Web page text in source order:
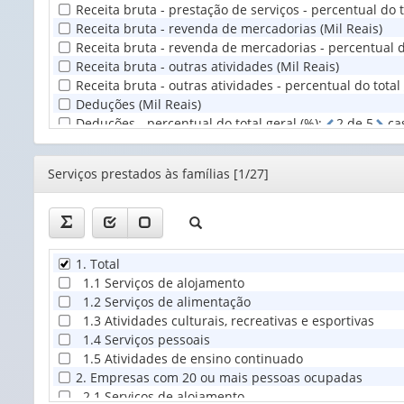
Territorial
(1)
Receita bruta - prestação de serviços - percentual do
Receita bruta - revenda de mercadorias (Mil Reais)
Receita bruta - revenda de mercadorias - percentual
Receita bruta - outras atividades (Mil Reais)
Receita bruta - outras atividades - percentual do total
Deduções (Mil Reais)
Deduções - percentual do total geral (%): 2 de 5
Receita operacional líquida (Mil Reais)
Receita operacional líquida - percentual do total geral
Aluguel de imóveis (Mil Reais)
Aluguel de imóveis - percentual do total geral (%): 2
Subvenções e dotações orçamentárias recebidas de
Subvenções e dotações orçamentárias recebidas de
Receitas financeiras, variações monetárias ativas e
Receitas financeiras, variações monetárias ativas e
Outras receitas operacionais (Mil Reais)
Outras receitas operacionais - percentual do total geral
Receitas não-operacionais (Mil Reais)
Receitas não-operacionais - percentual do total geral
Editor
Serviços prestados às famílias [1/27]
1. Total
1.1 Serviços de alojamento
1.2 Serviços de alimentação
1.3 Atividades culturais, recreativas e esportivas
1.4 Serviços pessoais
1.5 Atividades de ensino continuado
2. Empresas com 20 ou mais pessoas ocupadas
2.1 Serviços de alojamento